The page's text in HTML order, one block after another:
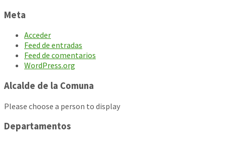
Meta
Acceder
Feed de entradas
Feed de comentarios
WordPress.org
Alcalde de la Comuna
Please choose a person to display
Departamentos